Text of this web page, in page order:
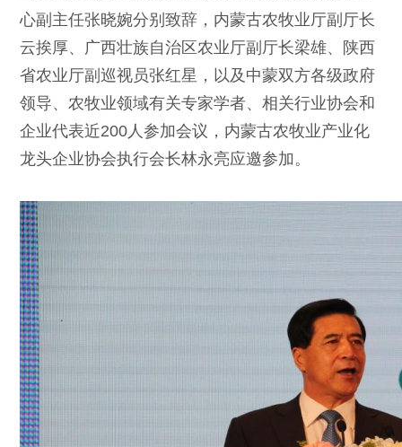
心副主任张晓婉分别致辞，内蒙古农牧业厅副厅长
云挨厚、广西壮族自治区农业厅副厅长梁雄、陕西
省农业厅副巡视员张红星，以及中蒙双方各级政府
领导、农牧业领域有关专家学者、相关行业协会和
企业代表近200人参加会议，内蒙古农牧业产业化
龙头企业协会执行会长林永亮应邀参加。